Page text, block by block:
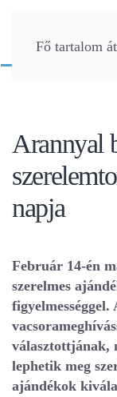
Fő tartalom
Arannyal
napja
Február 14-én
szerelmes
választottjának,
lephetik meg
ajándékok